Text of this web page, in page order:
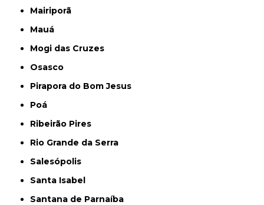
Mairiporã
Mauá
Mogi das Cruzes
Osasco
Pirapora do Bom Jesus
Poá
Ribeirão Pires
Rio Grande da Serra
Salesópolis
Santa Isabel
Santana de Parnaíba